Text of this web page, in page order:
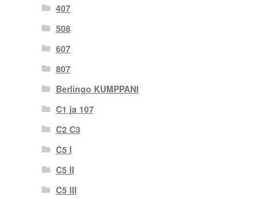
407
508
607
807
Berlingo KUMPPANI
C1 ja 107
C2 C3
C5 I
C5 II
C5 III